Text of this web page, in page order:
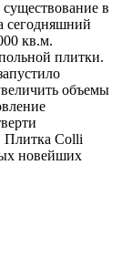
в
сегодняшний
кв.м.
плитки.
объемы
Плитка Colli
новейших